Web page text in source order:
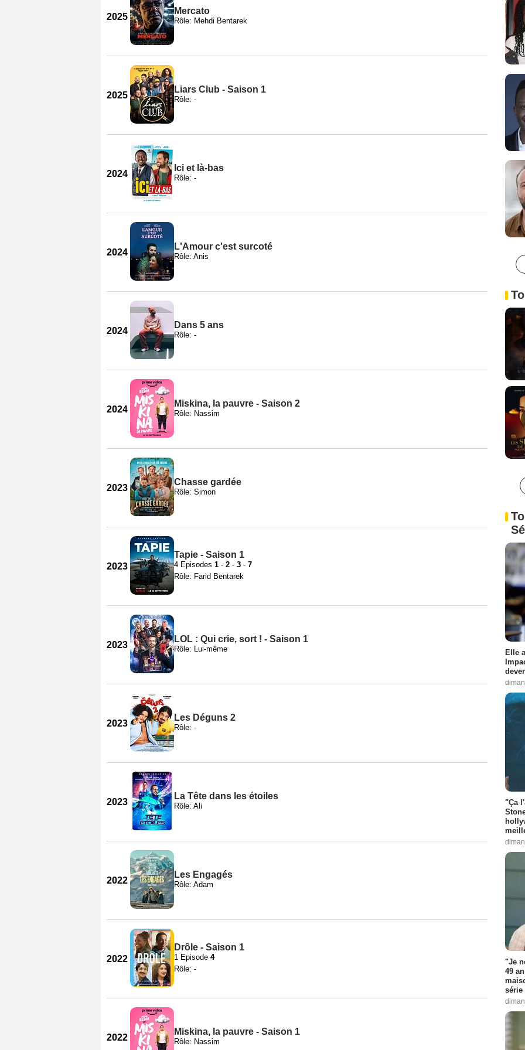
2025
Mercato
Rôle: Mehdi Bentarek
2025
Liars Club - Saison 1
Rôle: -
2024
Ici et là-bas
Rôle: -
2024
L'Amour c'est surcoté
Rôle: Anis
2024
Dans 5 ans
Rôle: -
2024
Miskina, la pauvre - Saison 2
Rôle: Nassim
2023
Chasse gardée
Rôle: Simon
2023
Tapie - Saison 1
4 Episodes 1 - 2 - 3 - 7
Rôle: Farid Bentarek
2023
LOL : Qui crie, sort ! - Saison 1
Rôle: Lui-même
2023
Les Déguns 2
Rôle: -
2023
La Tête dans les étoiles
Rôle: Ali
2022
Les Engagés
Rôle: Adam
2022
Drôle - Saison 1
1 Episode 4
Rôle: -
2022
Miskina, la pauvre - Saison 1
Rôle: Nassim
Elle
"Ça
"Je
49
série